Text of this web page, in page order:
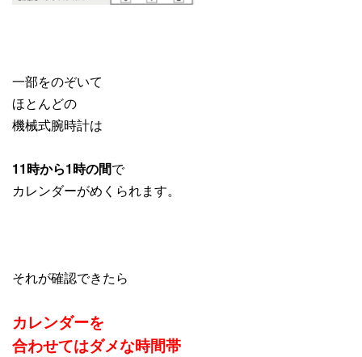
一部をのぞいて
ほとんどの
機械式腕時計は
11時から1時の間で
カレンダーがめくられます。
それが確認できたら
カレンダーを
合わせてはダメな時間帯